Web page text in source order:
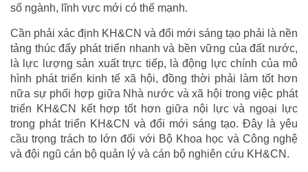
số ngành, lĩnh vực mới có thế mạnh.
Cần phải xác định KH&CN và đổi mới sáng tạo phải là nền
tảng thúc đẩy phát triển nhanh và bền vững của đất nước,
là lực lượng sản xuất trực tiếp, là động lực chính của mô
hình phát triển kinh tế xã hội, đồng thời phải làm tốt hơn
nữa sự phối hợp giữa Nhà nước và xã hội trong việc phát
triển KH&CN kết hợp tốt hơn giữa nội lực và ngoại lực
trong phát triển KH&CN và đổi mới sáng tạo. Đây là yêu
cầu trọng trách to lớn đối với Bộ Khoa học và Công nghệ
và đội ngũ cán bộ quản lý và cán bộ nghiên cứu KH&CN.